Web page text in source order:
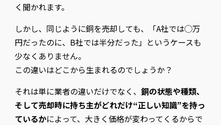
く聞かれます。
しかし、同じように銅を売却しても、「A社では◯万
円だったのに、B社では半分だった」というケースも
少なくありません。
この違いはどこから生まれるのでしょうか？
それは単に業者の違いだけでなく、 銅の状態や種類、
そして売却時に持ち主がどれだけ“正しい知識”を持っ
ているかによって、大きく価格が変わってくるからで